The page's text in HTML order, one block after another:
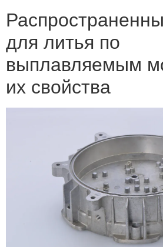
для литья по
выплавляемым
их свойства